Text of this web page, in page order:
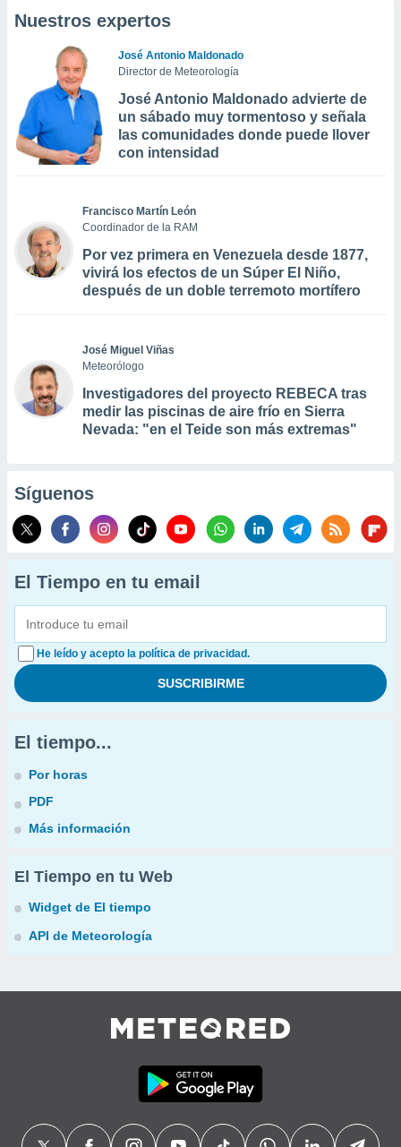
Nuestros expertos
José Antonio Maldonado
Director de Meteorología
José Antonio Maldonado advierte de
un sábado muy tormentoso y señala
las comunidades donde puede llover
con intensidad
Francisco Martín León
Coordinador de la RAM
Por vez primera en Venezuela desde 1877,
vivirá los efectos de un Súper El Niño,
después de un doble terremoto mortífero
José Miguel Viñas
Meteorólogo
Investigadores del proyecto REBECA tras
medir las piscinas de aire frío en Sierra
Nevada: "en el Teide son más extremas"
Síguenos
El Tiempo en tu email
He leído y acepto la política de privacidad.
El tiempo...
Por horas
PDF
Más información
El Tiempo en tu Web
Widget de El tiempo
API de Meteorología